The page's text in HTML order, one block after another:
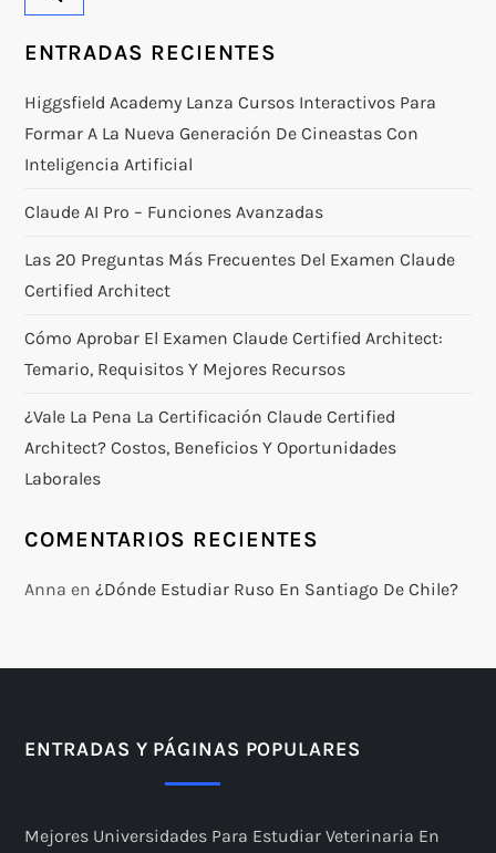
ENTRADAS RECIENTES
Higgsfield Academy Lanza Cursos Interactivos Para
Formar A La Nueva Generación De Cineastas Con
Inteligencia Artificial
Claude AI Pro – Funciones Avanzadas
Las 20 Preguntas Más Frecuentes Del Examen Claude
Certified Architect
Cómo Aprobar El Examen Claude Certified Architect:
Temario, Requisitos Y Mejores Recursos
¿Vale La Pena La Certificación Claude Certified
Architect? Costos, Beneficios Y Oportunidades
Laborales
COMENTARIOS RECIENTES
Anna en¿Dónde Estudiar Ruso En Santiago De Chile?
ENTRADAS Y PÁGINAS POPULARES
Mejores Universidades Para Estudiar Veterinaria En